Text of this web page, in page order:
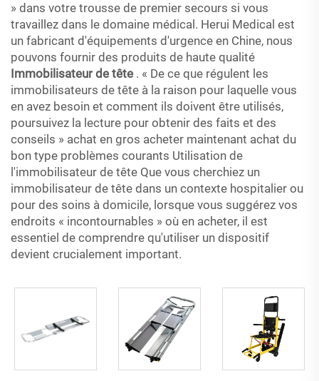
» dans votre trousse de premier secours si vous
travaillez dans le domaine médical. Herui Medical est
un fabricant d'équipements d'urgence en Chine, nous
pouvons fournir des produits de haute qualité
Immobilisateur de tête . « De ce que régulent les
immobilisateurs de tête à la raison pour laquelle vous
en avez besoin et comment ils doivent être utilisés,
poursuivez la lecture pour obtenir des faits et des
conseils » achat en gros acheter maintenant achat du
bon type problèmes courants Utilisation de
l'immobilisateur de tête Que vous cherchiez un
immobilisateur de tête dans un contexte hospitalier ou
pour des soins à domicile, lorsque vous suggérez vos
endroits « incontournables » où en acheter, il est
essentiel de comprendre qu'utiliser un dispositif
devient crucialement important.